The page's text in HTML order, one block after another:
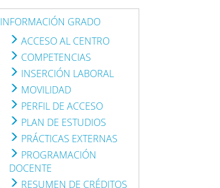
INFORMACIÓN GRADO
ACCESO AL CENTRO
COMPETENCIAS
INSERCIÓN LABORAL
MOVILIDAD
PERFIL DE ACCESO
PLAN DE ESTUDIOS
PRÁCTICAS EXTERNAS
PROGRAMACIÓN
DOCENTE
RESUMEN DE CRÉDITOS